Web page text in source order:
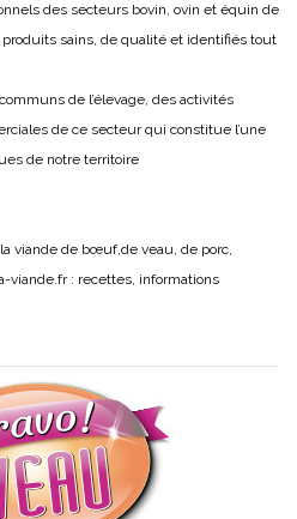
des secteurs bovin, ovin et équin de
sains, de qualité et identifiés tout
de l’élevage, des activités
de ce secteur qui constitue l’une
de notre territoire
viande de bœuf,de veau, de porc,
viande.fr: recettes, informations